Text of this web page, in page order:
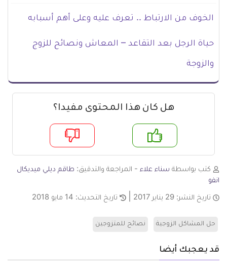
الخوف من الارتباط .. تعرف عليه وعلى أهم أسبابه
حياة الرجل بعد التقاعد – المعاش ونصائح للزوج
والزوجة
هل كان هذا المحتوى مفيدا؟
لا
كتب بواسطة سناء علاء - المراجعة والتدقيق: طاقم ديلي ميديكال
انفو
تاريخ النشر: 29 يناير 2017 تاريخ التحديث: 14 مايو 2018
حل المشاكل الزوجية نصائح للمتزوجين
قد يعجبك أيضا